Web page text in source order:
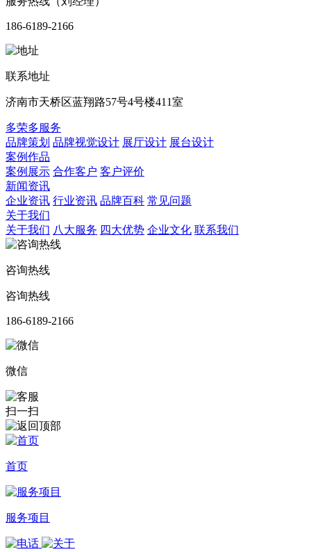
186-6189-2166
联系地址
济南市天桥区蓝翔路57号4号楼411室
多荣多服务
品牌策划 品牌视觉设计 展厅设计 展台设计
案例作品
案例展示 合作客户 客户评价
新闻资讯
企业资讯 行业资讯 品牌百科 常见问题
关于我们
关于我们 八大服务 四大优势 企业文化 联系我们
咨询热线
咨询热线
186-6189-2166
微信
扫一扫
首页
服务项目